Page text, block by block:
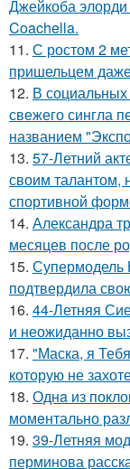
Джейкоба
Coachella.
11. С ростом 2
пришельцем даже
12. В социальных
свежего сингла
названием
13. 57-Летний
своим талантом,
спортивной
14. Александра
месяцев после
15. Супермодель
подтвердила
16. 44-Летняя
и неожиданно
17. "Маска, я
которую не
18. Однa из
момeнтально
19. 39-Летняя
перминова